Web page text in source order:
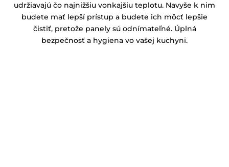
udržiavajú čo najnižšiu vonkajšiu teplotu. Navyše k nim
budete mať lepší prístup a budete ich môcť lepšie
čistiť, pretože panely sú odnímateľné. Úplná
bezpečnosť a hygiena vo vašej kuchyni.